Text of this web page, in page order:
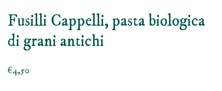
Fusilli Cappelli, pasta biologica
di grani antichi
€4,50